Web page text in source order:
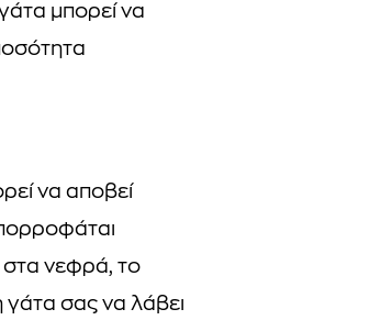
μπορεί να
να αποβεί
νεφρά, το
γάτα σας να λάβει